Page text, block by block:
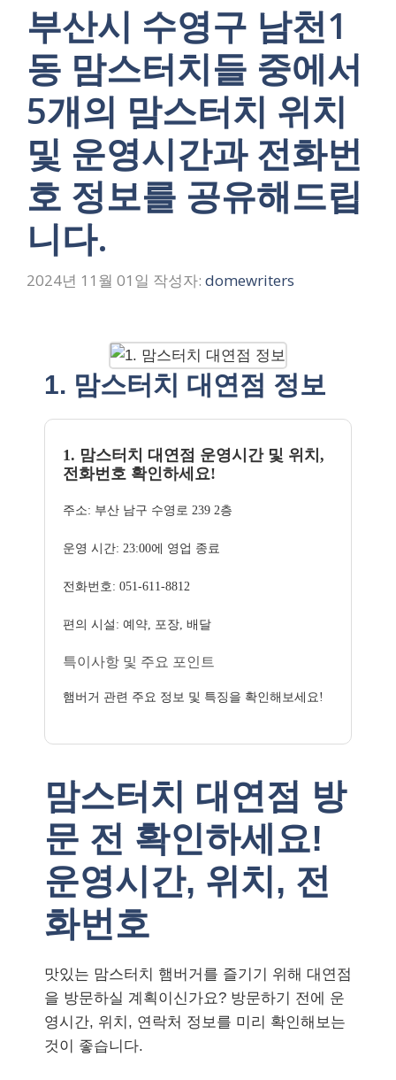
부산시 수영구 남천1
동 맘스터치들 중에서
5개의 맘스터치 위치
및 운영시간과 전화번
호 정보를 공유해드립
니다.
2024년 11월 01일 작성자: domewriters
1. 맘스터치 대연점 정보
1. 맘스터치 대연점 운영시간 및 위치,
전화번호 확인하세요!
주소: 부산 남구 수영로 239 2층
운영 시간: 23:00에 영업 종료
전화번호: 051-611-8812
편의 시설: 예약, 포장, 배달
특이사항 및 주요 포인트
햄버거 관련 주요 정보 및 특징을 확인해보세요!
맘스터치 대연점 방
문 전 확인하세요!
운영시간, 위치, 전
화번호
맛있는 맘스터치 햄버거를 즐기기 위해 대연점
을 방문하실 계획이신가요? 방문하기 전에 운
영시간, 위치, 연락처 정보를 미리 확인해보는
것이 좋습니다.